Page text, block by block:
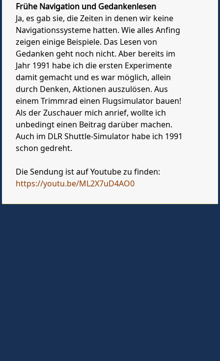
Frühe Navigation und Gedankenlesen
Ja, es gab sie, die Zeiten in denen wir keine
Navigationssysteme hatten. Wie alles Anfing
zeigen einige Beispiele. Das Lesen von
Gedanken geht noch nicht. Aber bereits im
Jahr 1991 habe ich die ersten Experimente
damit gemacht und es war möglich, allein
durch Denken, Aktionen auszulösen. Aus
einem Trimmrad einen Flugsimulator bauen!
Als der Zuschauer mich anrief, wollte ich
unbedingt einen Beitrag darüber machen.
Auch im DLR Shuttle-Simulator habe ich 1991
schon gedreht.
Die Sendung ist auf Youtube zu finden:
https://youtu.be/ML2X7uD4AO0